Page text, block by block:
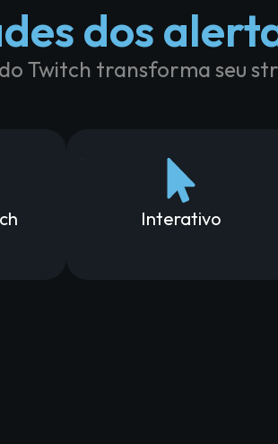
dos
Twitch transforma seu
Interativo